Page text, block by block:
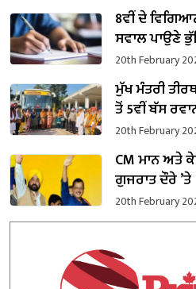
8ਵੀਂ ਦੇ
ਸਵਾਲ ਪਾਉਣੇ
20th February
ਮੁੱਖ ਮੰਤਰੀ
ਤੋਂ 5ਵੀਂ ਬੱਸ
20th February
CM ਮਾਨ ਅਤੇ
ਗੁਜਰਾਤ ਦੌਰੇ ’ਤੇ
20th February